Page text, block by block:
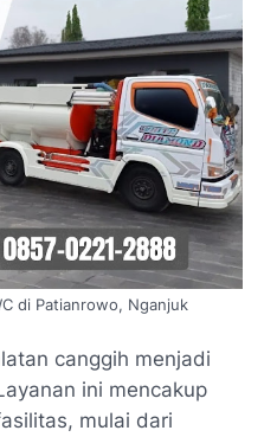
di Patianrowo, Nganjuk
canggih menjadi
ini mencakup
mulai dari